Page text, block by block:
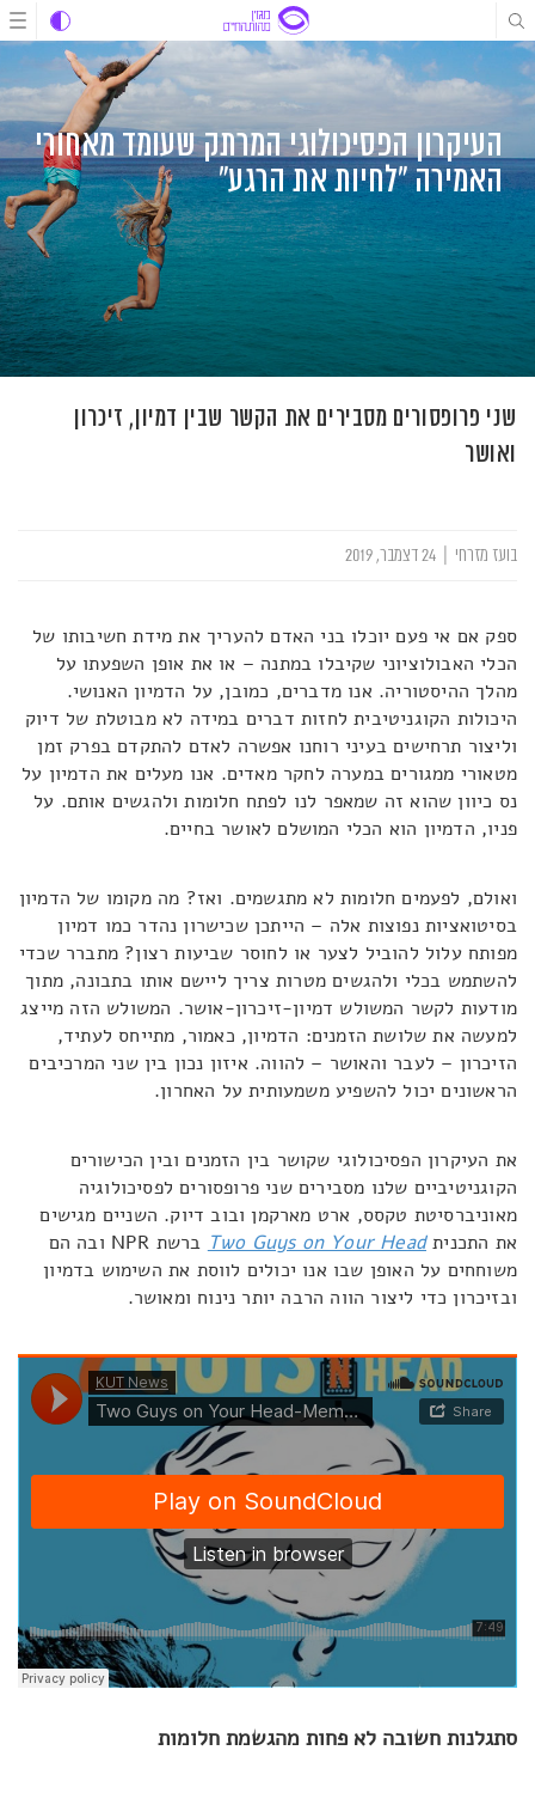
דלג
לתוכן
דלג
לתוכן
דלג
לניווט
העיקרון הפסיכולוגי המרתק שעומד מאחורי
האמירה "לחיות את הרגע"
שני פרופסורים מסבירים את הקשר שבין דמיון, זיכרון
ואושר
בועז מזרחי
ספק אם אי פעם יוכלו בני האדם להעריך את מידת חשיבותו של
הכלי האבולוציוני שקיבלו במתנה – או את אופן השפעתו על
מהלך ההיסטוריה. אנו מדברים, כמובן, על הדמיון האנושי.
היכולות הקוגניטיבית לחזות דברים במידה לא מבוטלת של דיוק
וליצור תרחישים בעיני רוחנו אפשרה לאדם להתקדם בפרק זמן
מטאורי ממגורים במערה לחקר מאדים. אנו מעלים את הדמיון על
נס כיוון שהוא זה שמאפר לנו לפתח חלומות ולהגשים אותם. על
פניו, הדמיון הוא הכלי המושלם לאושר בחיים.
ואולם, לפעמים חלומות לא מתגשמים. ואז? מה מקומו של הדמיון
בסיטואציות נפוצות אלה – הייתכן שכישרון נהדר כמו דמיון
מפותח עלול להוביל לצער או לחוסר שביעות רצון? מתברר שכדי
להשתמש בכלי ולהגשים מטרות צריך ליישם אותו בתבונה, מתוך
מודעות לקשר המשולש דמיון-זיכרון-אושר. המשולש הזה מייצג
למעשה את שלושת הזמנים: הדמיון, כאמור, מתייחס לעתיד,
הזיכרון – לעבר והאושר – להווה. איזון נכון בין שני המרכיבים
הראשונים יכול להשפיע משמעותית על האחרון.
את העיקרון הפסיכולוגי שקושר בין הזמנים ובין הכישורים
הקוגניטיביים שלנו מסבירים שני פרופסורים לפסיכולוגיה
מאוניברסיטת טקסס, ארט מארקמן ובוב דיוק. השניים מגישים
את התכניתTwo Guys on Your Head
ברשת NPR ובה הם
משוחחים על האופן שבו אנו יכולים לווסת את השימוש בדמיון
ובזיכרון כדי ליצור הווה הרבה יותר נינוח ומאושר.
סתגלנות חשובה לא פחות מהגשמת חלומות